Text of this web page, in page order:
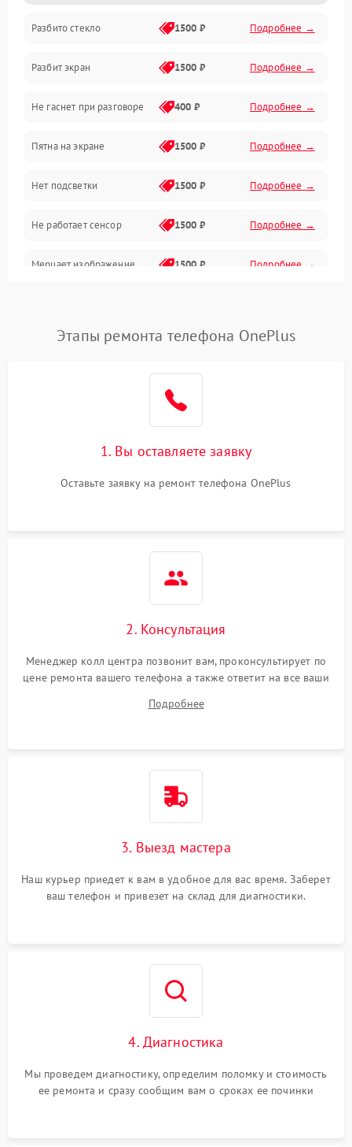
Камеры
Проблемы с дисплеем и сенсором
Зарядка
Проблемы с питанием, зарядкой и аккумулятором
Проблемы с работой системы, корпусом и другие
Разбито стекло 1500 ₽ Подробнее →
Разбит экран 1500 ₽ Подробнее →
Не гаснет при разговоре 400 ₽ Подробнее →
Пятна на экране 1500 ₽ Подробнее →
Нет подсветки 1500 ₽ Подробнее →
Не работает сенсор 1500 ₽ Подробнее →
Мерцает изображение 1500 ₽ Подробнее →
Не работает Face ID 4000 ₽ Подробнее →
Этапы ремонта телефона OnePlus
1. Вы оставляете заявку
Оставьте заявку на ремонт телефона OnePlus
2. Консультация
Менеджер колл центра позвонит вам, проконсультирует по
цене ремонта вашего телефона а также ответит на все ваши
Подробнее
3. Выезд мастера
Наш курьер приедет к вам в удобное для вас время. Заберет
ваш телефон и привезет на склад для диагностики.
4. Диагностика
Мы проведем диагностику, определим поломку и стоимость
ее ремонта и сразу сообщим вам о сроках ее починки